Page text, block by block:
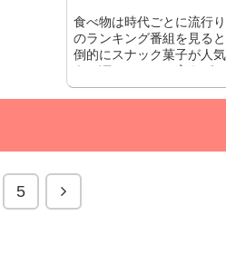
食べ物は時代ごとに流行
のランキング番組を見る
倒的にスナック菓子が人気
あの頃のおやつと言えば、
5